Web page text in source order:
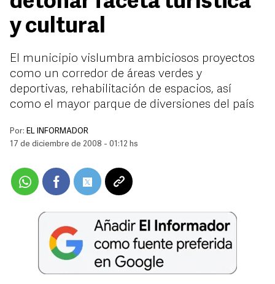
y cultural
El municipio vislumbra ambiciosos proyectos
como un corredor de áreas verdes y
deportivas, rehabilitación de espacios, así
como el mayor parque de diversiones del país
Por: EL INFORMADOR
17 de diciembre de 2008 - 01:12 hs